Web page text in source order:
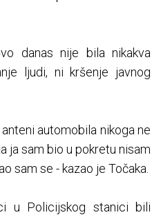
danas nije bila nikakva
ljudi, ni kršenje javnog
automobila nikoga ne
ja sam bio u pokretu nisam
sam se - kazao je Točaka.
u Policijskog stanici bili